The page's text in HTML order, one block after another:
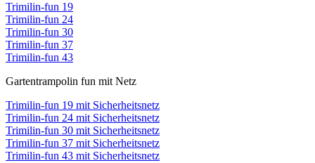
Trimilin-fun 19
Trimilin-fun 24
Trimilin-fun 30
Trimilin-fun 37
Trimilin-fun 43
Gartentrampolin fun mit Netz
Trimilin-fun 19 mit Sicherheitsnetz
Trimilin-fun 24 mit Sicherheitsnetz
Trimilin-fun 30 mit Sicherheitsnetz
Trimilin-fun 37 mit Sicherheitsnetz
Trimilin-fun 43 mit Sicherheitsnetz